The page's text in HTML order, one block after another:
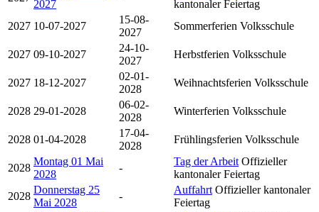
2027
kantonaler Feiertag
2027 10-07-2027
15-08-
2027
Sommerferien Volksschule
2027 09-10-2027
24-10-
2027
Herbstferien Volksschule
2027 18-12-2027
02-01-
2028
Weihnachtsferien Volksschule
2028 29-01-2028
06-02-
2028
Winterferien Volksschule
2028 01-04-2028
17-04-
2028
Frühlingsferien Volksschule
2028
Montag 01 Mai
2028
-
Tag der Arbeit Offizieller
kantonaler Feiertag
2028
Donnerstag 25
Mai 2028
-
Auffahrt Offizieller kantonaler
Feiertag